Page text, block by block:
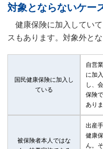
対象とならないケー
健康保険に加入してい
スもあります。対象外と
国民健康保険に加入し
ている
自営
に加
し、
保険
ありま
被保険者本人ではな
出産
健康
ん。